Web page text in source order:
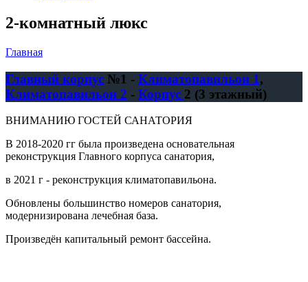
2-комнатный люкс
Вы здесь
Главная
Главный корпус №1 - Климатопавильон 1,
Климатопавильон 2 - Корпус 2 (3 этажный)
ВНИМАНИЮ ГОСТЕЙ САНАТОРИЯ
В 2018-2020 гг была произведена основательная
реконструкция Главного корпуса санатория,
в 2021 г - реконструкция климатопавильона.
Обновлены большинство номеров санатория,
модернизирована лечебная база.
Произведён капитальный ремонт бассейна.